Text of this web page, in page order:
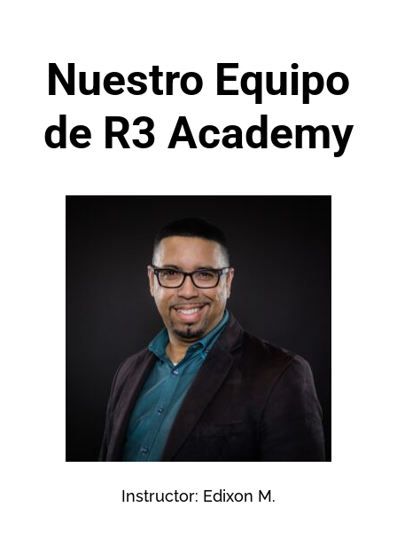
Nuestro Equipo
de R3 Academy
Instructor: Edixon M.